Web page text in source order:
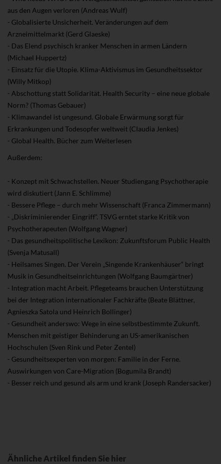
aus den Augen verloren (Andreas Wulf)
- Globalisierte Unsicherheit. Veränderungen auf dem
Arzneimittelmarkt (Gerd Glaeske)
- Das Elend psychisch kranker Menschen in armen Ländern
(Michael Huppertz)
- Einsatz für die Utopie. Klima-Aktivismus im Gesundheitssektor
(Willy Mitkop)
- Abschottung statt Solidarität. Health Security – eine neue globale
Norm? (Thomas Gebauer)
- Klimawandel ist ungesund. Globale Erwärmung sorgt für
Erkrankungen und Todesopfer weltweit (Claudia Jenkes)
- Global Health. Bücher zum Weiterlesen
Außerdem:
- Konzept mit Schwachstellen. Neuer Studiengang Psychotherapie
wird diskutiert (Jann E. Schlimme)
- Bessere Pflege – durch mehr Wissenschaft (Franca Zimmermann)
- „Diskriminierender Eingriff“. TSVG erntet starke Kritik von
Psychotherapeuten (Wolfgang Wagner)
- Das gesundheitspolitische Lexikon: Zukunftsforum Public Health
(Svenja Matusall)
- Heilsames Singen. Der Verein „Singende Krankenhäuser“ bringt
Musik in Gesundheitseinrichtungen (Wolfgang Baumgärtner)
- Integration macht Arbeit. Pflegeteams brauchen Unterstützung
bei der Integration internationaler Fachkräfte (Beate Blättner,
Agnieszka Satola und Heinrich Bollinger)
- Gesundheit anderswo: Wege in eine selbstbestimmte Zukunft.
Menschen mit geistiger Behinderung an US-amerikanischen
Hochschulen (Sven Rink und Peter Zentel)
- Gesundheitsexperten von morgen: Familie in der Ferne.
Auswirkungen von Care-Migration (Bogumila Brandt)
- Besser reich und gesund als arm und krank (Joseph Randersacker)
Ähnliche Artikel finden Sie hier